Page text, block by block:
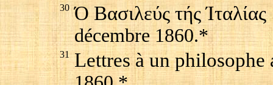
30 Ό Βασιλεύς τής Ίταλίας
décembre 1860.*
31 Lettres à un philosophe